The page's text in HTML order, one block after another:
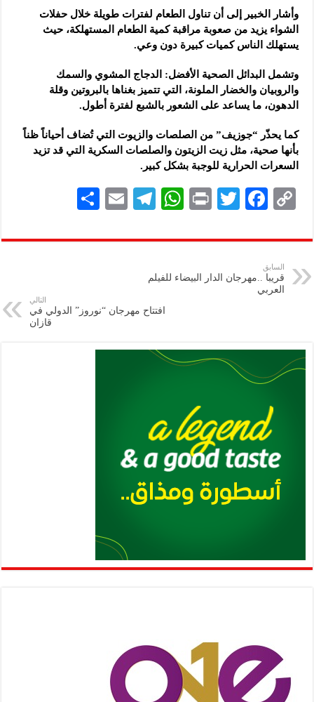
وأشار الخبير إلى أن تناول الطعام لفترات طويلة خلال حفلات
الشواء يزيد من صعوبة مراقبة كمية الطعام المستهلكة، حيث
يستهلك الناس كميات كبيرة دون وعي.
وتشمل البدائل الصحية الأفضل: الدجاج المشوي والسمك
والروبيان والخضار الملونة، التي تتميز بغناها بالبروتين وقلة
الدهون، ما يساعد على الشعور بالشبع لفترة أطول.
كما يحذّر “جوزيف” من الصلصات والزيوت التي تُضاف أحياناً ظناً
بأنها صحية، مثل زيت الزيتون والصلصات السكرية التي قد تزيد
السعرات الحرارية للوجبة بشكل كبير.
C
p
y
Li
F
eb
k
T
tt
P
nt
W
at
A
p
Te
gr
E
ai
ar
السابق
قريبا ..مهرجان الدار البيضاء للفيلم
العربي
التالي
افتتاح مهرجان “نوروز” الدولي في
قازان